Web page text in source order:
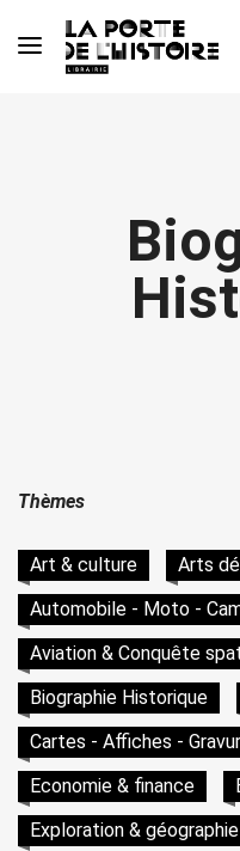
Thèmes
Art & culture
Arts
Automobile - Moto -
Aviation & Conquête
Biographie Historique
Cartes - Affiches -
Economie & finance
Exploration & géographie